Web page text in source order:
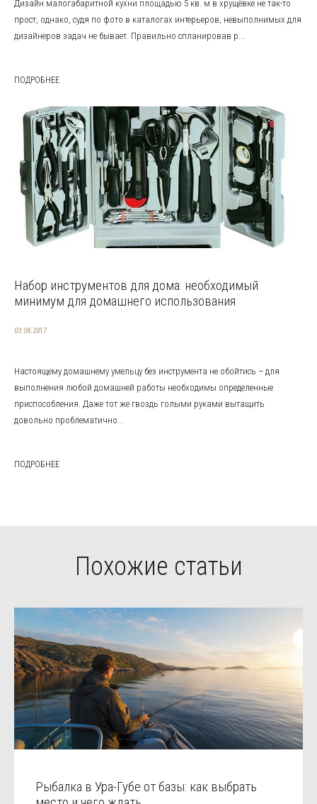
Дизайн малогабаритной кухни площадью 5 кв. м в хрущёвке не так-то
прост, однако, судя по фото в каталогах интерьеров, невыполнимых для
дизайнеров задач не бывает. Правильно спланировав р...
ПОДРОБНЕЕ
Набор инструментов для дома: необходимый
минимум для домашнего использования
03.08.2017
Настоящему домашнему умельцу без инструмента не обойтись – для
выполнения любой домашней работы необходимы определенные
приспособления. Даже тот же гвоздь голыми руками вытащить
довольно проблематично...
ПОДРОБНЕЕ
Похожие статьи
Рыбалка в Ура-Губе от базы: как выбрать